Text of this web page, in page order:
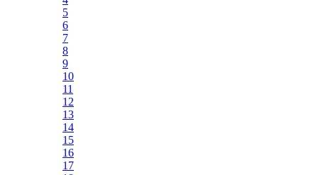
5
6
7
8
9
10
11
12
13
14
15
16
17